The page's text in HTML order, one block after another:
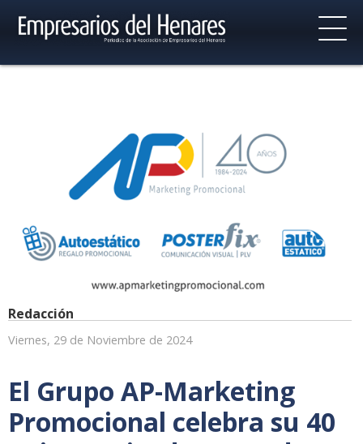
Redacción
Viernes, 29 de Noviembre de 2024
El Grupo AP-Marketing
Promocional celebra su 40